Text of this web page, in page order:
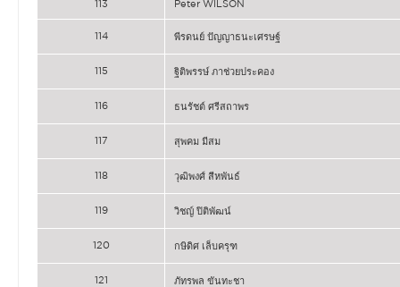
113 Peter WILSON
114 พีรดนย์ ปัญญาธนะเศรษฐ์
115 ฐิติพรรษ์ ภาช่วยประคอง
116 ธนรัชต์ ศรีสถาพร
117 สุพคม มีสม
118 วุฒิพงศ์ สีหพันธ์
119 วิชญ์ ปิติพัฒน์
120 กษิดิศ เล็บครุฑ
121 ภัทรพล ขันทะชา